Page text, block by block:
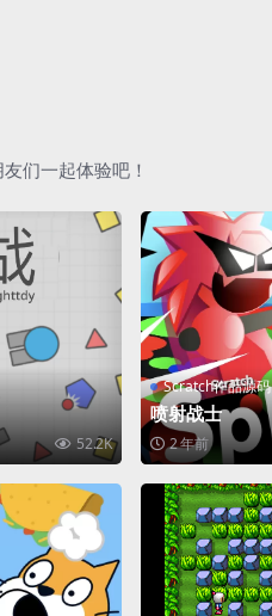
们一起体验吧！
52.2K
Scratch作品源码
喷射战士
2 年前